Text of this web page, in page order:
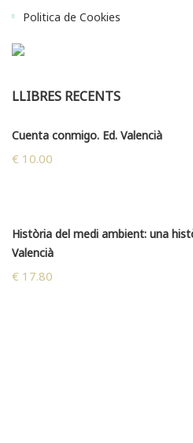
Politica de Cookies
LLIBRES RECENTS
Cuenta conmigo. Ed. Valencià
€ 10.00
Història del medi ambient: una
Valencià
€ 17.80